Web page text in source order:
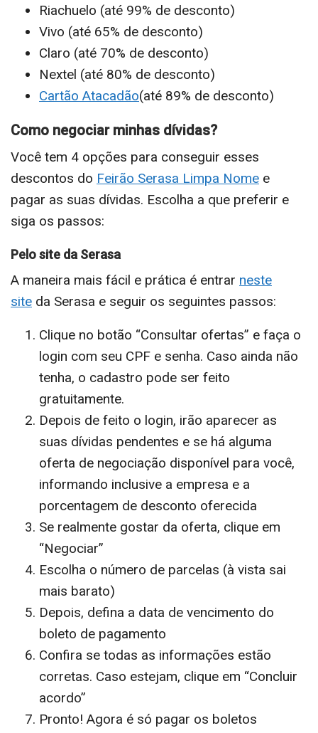
Riachuelo (até 99% de desconto)
Vivo (até 65% de desconto)
Claro (até 70% de desconto)
Nextel (até 80% de desconto)
Cartão Atacadão(até 89% de desconto)
Como negociar minhas dívidas?
Você tem 4 opções para conseguir esses
descontos do Feirão Serasa Limpa Nome e
pagar as suas dívidas. Escolha a que preferir e
siga os passos:
Pelo site da Serasa
A maneira mais fácil e prática é entrar neste
site da Serasa e seguir os seguintes passos:
Clique no botão “Consultar ofertas” e faça o
login com seu CPF e senha. Caso ainda não
tenha, o cadastro pode ser feito
gratuitamente.
Depois de feito o login, irão aparecer as
suas dívidas pendentes e se há alguma
oferta de negociação disponível para você,
informando inclusive a empresa e a
porcentagem de desconto oferecida
Se realmente gostar da oferta, clique em
“Negociar”
Escolha o número de parcelas (à vista sai
mais barato)
Depois, defina a data de vencimento do
boleto de pagamento
Confira se todas as informações estão
corretas. Caso estejam, clique em “Concluir
acordo”
Pronto! Agora é só pagar os boletos